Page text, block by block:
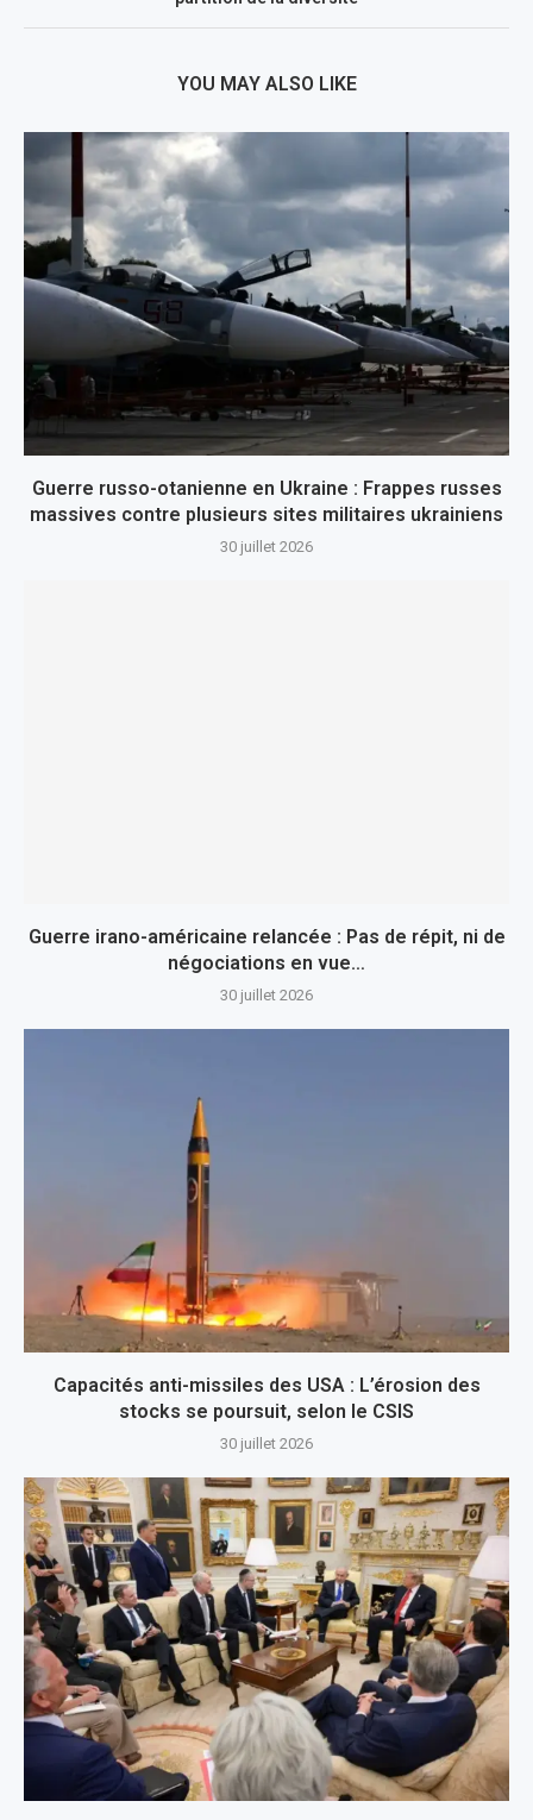
YOU MAY ALSO LIKE
Guerre russo-otanienne en Ukraine : Frappes russes
massives contre plusieurs sites militaires ukrainiens
30 juillet 2026
Guerre irano-américaine relancée : Pas de répit, ni de
négociations en vue…
30 juillet 2026
Capacités anti-missiles des USA : L’érosion des
stocks se poursuit, selon le CSIS
30 juillet 2026